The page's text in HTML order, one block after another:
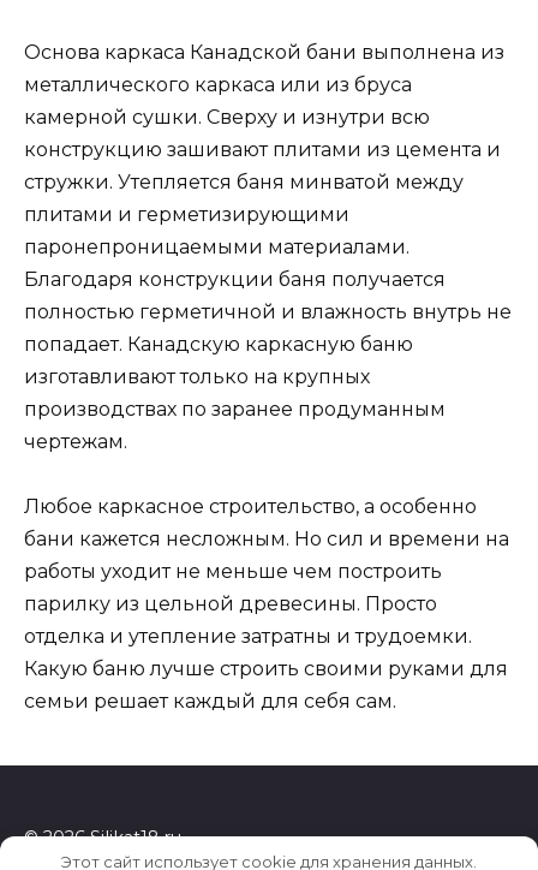
Основа каркаса Канадской бани выполнена из
металлического каркаса или из бруса
камерной сушки. Сверху и изнутри всю
конструкцию зашивают плитами из цемента и
стружки. Утепляется баня минватой между
плитами и герметизирующими
паронепроницаемыми материалами.
Благодаря конструкции баня получается
полностью герметичной и влажность внутрь не
попадает. Канадскую каркасную баню
изготавливают только на крупных
производствах по заранее продуманным
чертежам.
Любое каркасное строительство, а особенно
бани кажется несложным. Но сил и времени на
работы уходит не меньше чем построить
парилку из цельной древесины. Просто
отделка и утепление затратны и трудоемки.
Какую баню лучше строить своими руками для
семьи решает каждый для себя сам.
© 2026 Silikat18.ru
Этот сайт использует cookie для хранения данных.